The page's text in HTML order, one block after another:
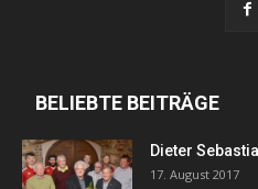
BELIEBTE BEITRÄGE
Dieter
17. August 2017